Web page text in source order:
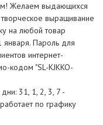
Желаем выдающихся
выращивание
на любой товар
января. Пароль для
интернет-
кодом "SL-KJKKO-
31, 1, 2, 3, 7 -
по графику